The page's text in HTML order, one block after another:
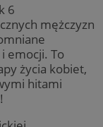
6
mężczyzn
emocji. To
życia kobiet,
hitami